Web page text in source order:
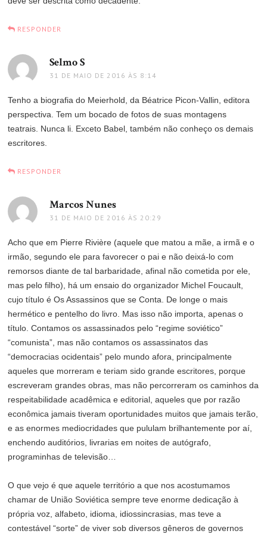
RESPONDER
Selmo S
31 DE MAIO DE 2016 ÀS 8:14
Tenho a biografia do Meierhold, da Béatrice Picon-Vallin, editora
perspectiva. Tem um bocado de fotos de suas montagens
teatrais. Nunca li. Exceto Babel, também não conheço os demais
escritores.
RESPONDER
Marcos Nunes
31 DE MAIO DE 2016 ÀS 20:29
Acho que em Pierre Rivière (aquele que matou a mãe, a irmã e o
irmão, segundo ele para favorecer o pai e não deixá-lo com
remorsos diante de tal barbaridade, afinal não cometida por ele,
mas pelo filho), há um ensaio do organizador Michel Foucault,
cujo título é Os Assassinos que se Conta. De longe o mais
hermético e pentelho do livro. Mas isso não importa, apenas o
título. Contamos os assassinados pelo “regime soviético”
“comunista”, mas não contamos os assassinatos das
“democracias ocidentais” pelo mundo afora, principalmente
aqueles que morreram e teriam sido grande escritores, porque
escreveram grandes obras, mas não percorreram os caminhos da
respeitabilidade acadêmica e editorial, aqueles que por razão
econômica jamais tiveram oportunidades muitos que jamais terão,
e as enormes mediocridades que pululam brilhantemente por aí,
enchendo auditórios, livrarias em noites de autógrafo,
programinhas de televisão…
O que vejo é que aquele território a que nos acostumamos
chamar de União Soviética sempre teve enorme dedicação à
própria voz, alfabeto, idioma, idiossincrasias, mas teve a
contestável “sorte” de viver sob diversos gêneros de governos